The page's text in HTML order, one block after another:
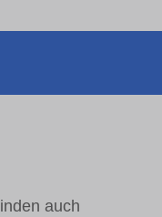
auch